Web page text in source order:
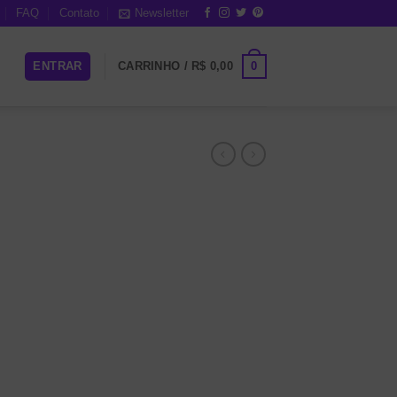
FAQ Contato Newsletter
ENTRAR CARRINHO / R$ 0,00 0
quantidade